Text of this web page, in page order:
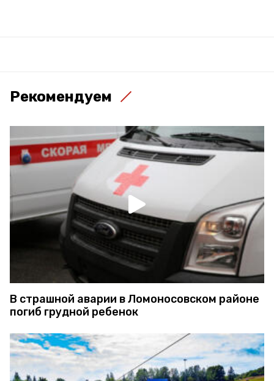
Рекомендуем
В страшной аварии в Ломоносовском районе
погиб грудной ребенок